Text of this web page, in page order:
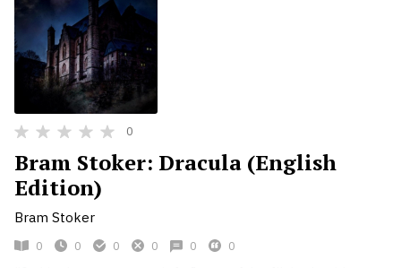
0
Bram Stoker: Dracula (English
Edition)
Bram Stoker
0 0 0 0 0 0